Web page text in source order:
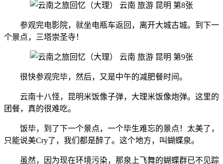
参观完电影院，就坐电瓶车返回，离开大城古城。到下一
个景点，三塔崇圣寺！
很快参观完毕，然后，又是中午的减肥餐时间。
云南十八怪，昆明米饭像子弹，大理米饭像炮弹。这里的
团餐，真的很难吃。
饭毕，到了下一个景点，一个毕生难忘的景点！太美了，
只能说美Cry了，我们都是醉了。这个地方，叫蝴蝶泉。
虽然，因为现在环境污染，那泉上飞舞的蝴蝶群已不见踪